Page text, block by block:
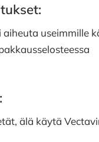
aiheuta useimmille
älä käytä